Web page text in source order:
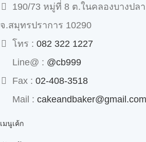
190/73 หมู่ที่ 8 ต.ในคลองบางปล
จ.สมุทรปราการ 10290
โทร : 082 322 1227
Line@ : @cb999
Fax : 02-408-3518
Mail : cakeandbaker@gmail.com
เมนูเค้ก